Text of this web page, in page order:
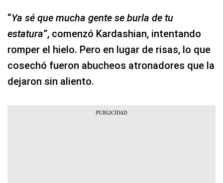
“Ya sé que mucha gente se burla de tu
estatura”, comenzó Kardashian, intentando
romper el hielo. Pero en lugar de risas, lo que
cosechó fueron abucheos atronadores que la
dejaron sin aliento.